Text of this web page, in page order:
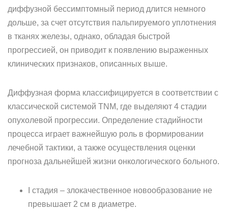
диффузной бессимптомный период длится немного
дольше, за счет отсутствия пальпируемого уплотнения
в тканях железы, однако, обладая быстрой
прогрессией, он приводит к появлению выраженных
клинических признаков, описанных выше.
Диффузная форма классифицируется в соответствии с
классической системой TNM, где выделяют 4 стадии
опухолевой прогрессии. Определение стадийности
процесса играет важнейшую роль в формировании
лечебной тактики, а также осуществления оценки
прогноза дальнейшей жизни онкологического больного.
I стадия – злокачественное новообразование не
превышает 2 см в диаметре.